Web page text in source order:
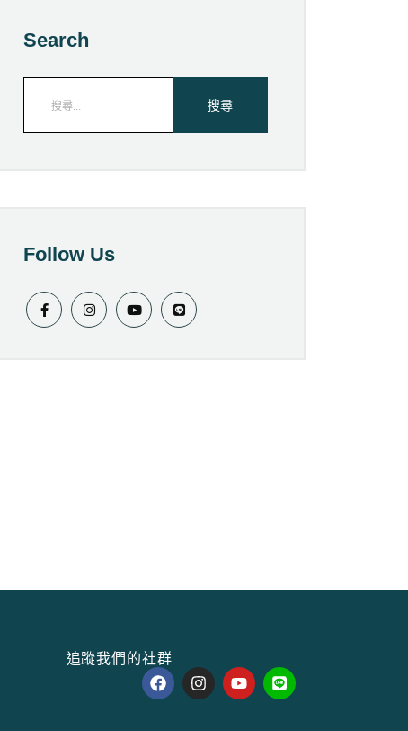
Search
Follow Us
追蹤我們的社群